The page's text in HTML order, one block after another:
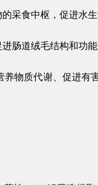
采食中枢，促进水
肠道绒毛结构和功
物质代谢、促进